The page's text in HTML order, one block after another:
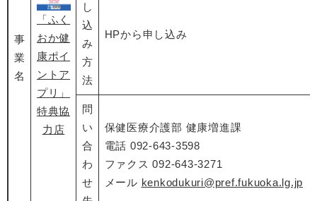
事
業
名
​「ふく
おか健
康ポイ
ントア
プリ」
特典協
力店
し
込
み
方
法
HPから申し込み
問
い
合
わ
せ
保健医療介護部 健康増進課
電話 092-643-3598
ファクス 092-643-3271
メール kenkodukuri@pref.fukuoka.lg.jp